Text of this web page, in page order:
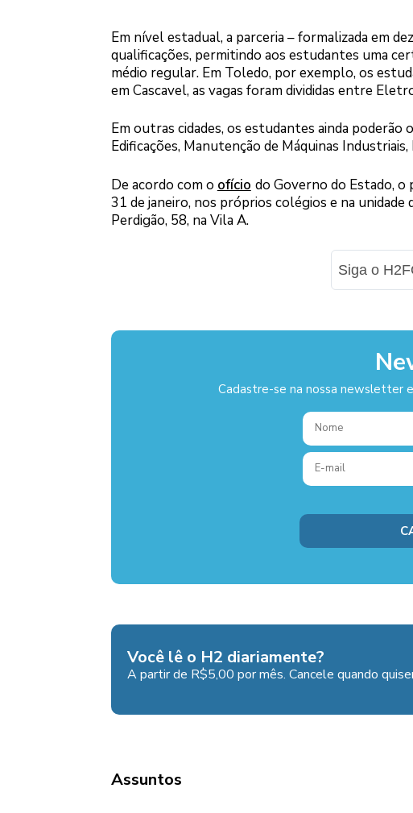
Em nível estadual, a parceria – formalizada em
qualificações, permitindo aos estudantes uma
médio regular. Em Toledo, por exemplo, os
em Cascavel, as vagas foram divididas entre
Em outras cidades, os estudantes ainda
Edificações, Manutenção de Máquinas
De acordo com o ofício do Governo do Estado,
31 de janeiro, nos próprios colégios e na unidade
Perdigão, 58, na Vila A.
Siga o
Cadastre-se na nossa newsletter
Você lê o H2 diariamente?
A partir de R$5,00 por mês. Cancele quando
Assuntos